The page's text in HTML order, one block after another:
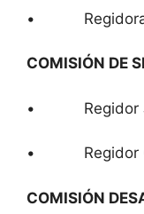
• Regidora
COMISIÓN DE
• Regidor
• Regidor
COMISIÓN